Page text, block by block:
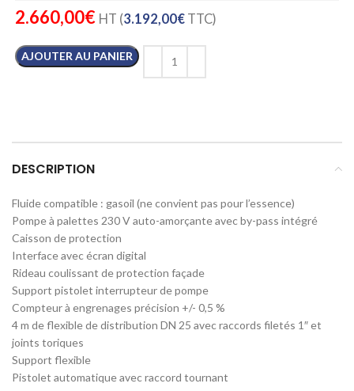
2.660,00€ HT (3.192,00€ TTC)
AJOUTER AU PANIER
DESCRIPTION
Fluide compatible : gasoil (ne convient pas pour l’essence)
Pompe à palettes 230 V auto-amorçante avec by-pass intégré
Caisson de protection
Interface avec écran digital
Rideau coulissant de protection façade
Support pistolet interrupteur de pompe
Compteur à engrenages précision +/- 0,5 %
4 m de flexible de distribution DN 25 avec raccords filetés 1″ et
joints toriques
Support flexible
Pistolet automatique avec raccord tournant